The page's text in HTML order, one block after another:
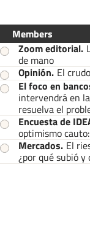
Members
Zoom editorial.
de mano
Opinión. El
El foco en
intervendrá en
resuelva el
Encuesta de
optimismo
Mercados. El
¿por qué subió y